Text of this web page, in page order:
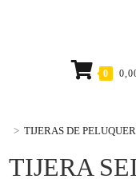
0
TIJERA
> TIJERAS DE